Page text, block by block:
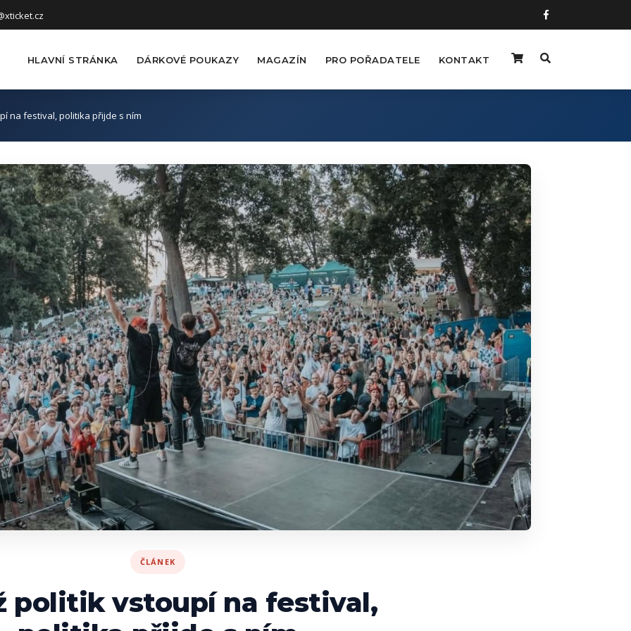
HLAVNÍ STRÁNKA DÁRKOVÉ POUKAZY MAGAZÍN PRO POŘADATELE KONTAKT
na festival, politika přijde s ním
ČLÁNEK
politik vstoupí na festival,